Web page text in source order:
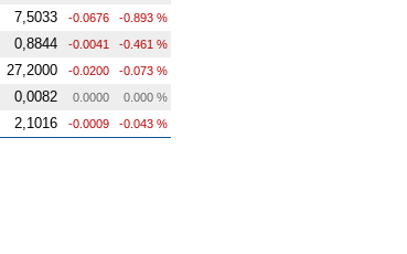
7,5033 -0.0676 -0.893 %
0,8844 -0.0041 -0.461 %
27,2000 -0.0200 -0.073 %
0,0082 0.0000 0.000 %
2,1016 -0.0009 -0.043 %